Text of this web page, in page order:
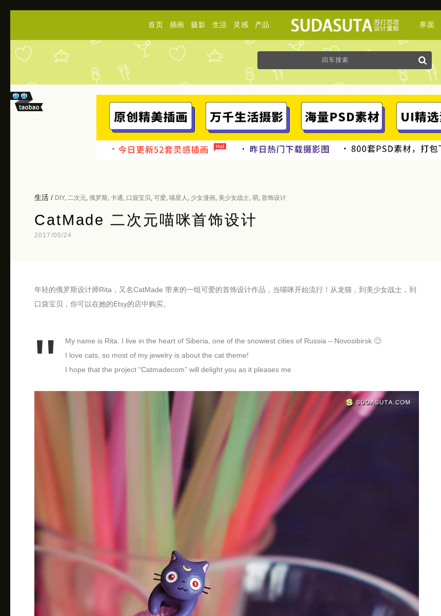
首页 插画 摄影 生活 灵感 产品 界面
生活 / DIY, 二次元 俄罗斯 卡通 口袋宝贝 可爱 喵星人 少女漫画 美少女战士 萌 首饰设计
CatMade 二次元喵咪首饰设计
2017/05/24
年轻的俄罗斯设计师Rita，又名CatMade 带来的一组可爱的首饰设计作品，当喵咪开始流行！从龙猫，到美少女战士，到
口袋宝贝，你可以在她的Etsy的店中购买。
My name is Rita. I live in the heart of Siberia, one of the snowiest cities of Russia – Novosibirsk 🙂
I love cats, so most of my jewelry is about the cat theme!
I hope that the project “Catmadecom” will delight you as it pleases me